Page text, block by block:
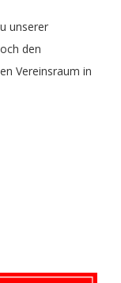
unserer
den
Vereinsraum in